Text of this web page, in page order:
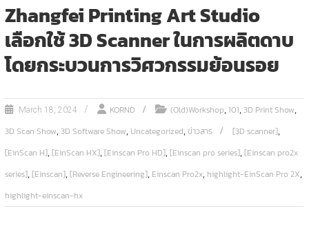
Zhangfei Printing Art Studio
เลือกใช้ 3D Scanner ในการผลิตดาบ
โดยกระบวนการวิศวกรรมย้อนรอย
March 18, 2024 KORND (Old)Workshop,101,3D Print Show,
3D Scan Show,3D Software Show, Uncategorized,ข่าวสาร [3D scanner],
[EinScan H],[EinScan HX],[Einscan Pro HD],[Einscan pro series],[Einscan pro2x
series],[Einscan],[Reverse Engineering], Einscan Pro2x, highlight-EinScan Pro 2X,
highlight-einscan-hx